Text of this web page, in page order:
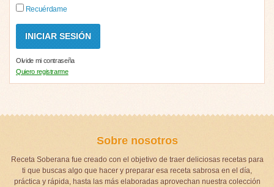
Recuérdame
Olvide mi contraseña
Quiero registrarme
Sobre nosotros
Receta Soberana fue creado con el objetivo de traer deliciosas recetas para
ti que buscas algo que hacer y preparar esa receta sabrosa en el día,
práctica y rápida, hasta las más elaboradas aprovechan nuestra colección